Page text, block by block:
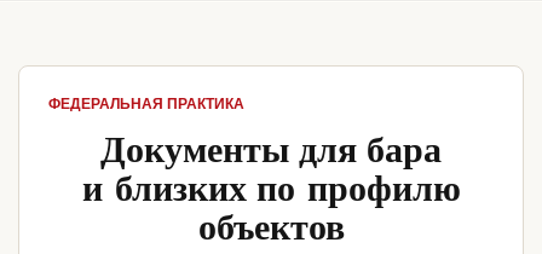
ФЕДЕРАЛЬНАЯ ПРАКТИКА
Документы для бара
и близких по профилю
объектов